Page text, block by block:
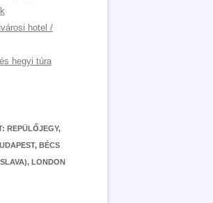
hotel /
hegyi túra
REPÜLŐJEGY,
BÉCS
LONDON